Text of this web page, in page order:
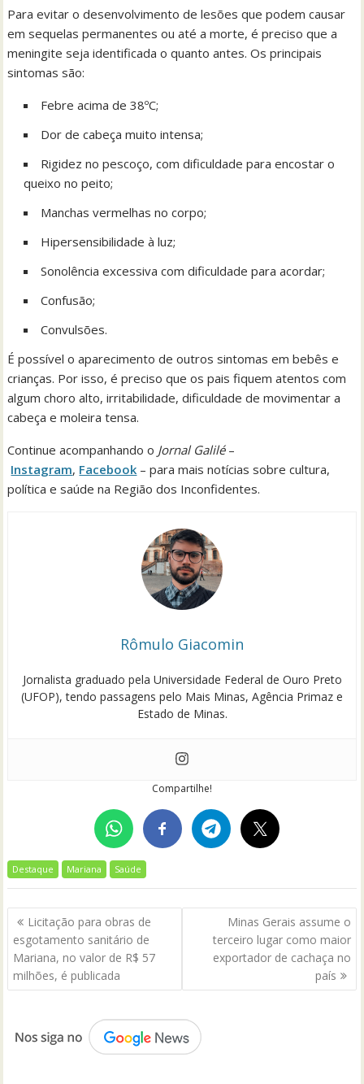
Para evitar o desenvolvimento de lesões que podem causar
em sequelas permanentes ou até a morte, é preciso que a
meningite seja identificada o quanto antes. Os principais
sintomas são:
Febre acima de 38ºC;
Dor de cabeça muito intensa;
Rigidez no pescoço, com dificuldade para encostar o
queixo no peito;
Manchas vermelhas no corpo;
Hipersensibilidade à luz;
Sonolência excessiva com dificuldade para acordar;
Confusão;
Convulsões.
É possível o aparecimento de outros sintomas em bebês e
crianças. Por isso, é preciso que os pais fiquem atentos com
algum choro alto, irritabilidade, dificuldade de movimentar a
cabeça e moleira tensa.
Continue acompanhando o Jornal Galilé–
Instagram, Facebook – para mais notícias sobre cultura,
política e saúde na Região dos Inconfidentes.
Rômulo Giacomin
Jornalista graduado pela Universidade Federal de Ouro Preto
(UFOP), tendo passagens pelo Mais Minas, Agência Primaz e
Estado de Minas.
Compartilhe!
Destaque Mariana Saúde
Navegação
de
Post
Licitação para obras de
esgotamento sanitário de
Mariana, no valor de R$ 57
milhões, é publicada
Minas Gerais assume o
terceiro lugar como maior
exportador de cachaça no
país